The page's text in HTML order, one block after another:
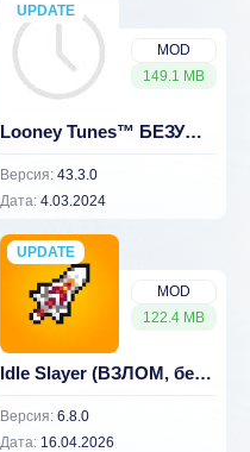
MOD
149.1 MB
UPDATE
NEW
Looney Tunes™ БЕЗУМНЫЙ МИР - ARPG [ВЗЛОМ: супер удар] v 43.3.0
Версия: 43.3.0
Дата: 4.03.2024
MOD
122.4 MB
UPDATE
NEW
Idle Slayer (ВЗЛОМ, без рекламы)
Версия: 6.8.0
Дата: 16.04.2026